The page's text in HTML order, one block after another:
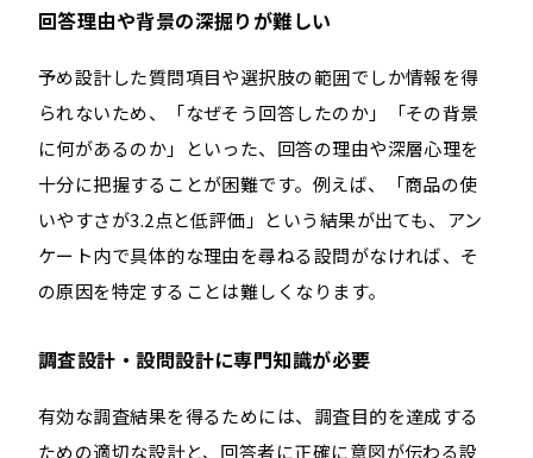
回答理由や背景の深掘りが難しい
予め設計した質問項目や選択肢の範囲でしか情報を得
られないため、「なぜそう回答したのか」「その背景
に何があるのか」といった、回答の理由や深層心理を
十分に把握することが困難です。例えば、「商品の使
いやすさが3.2点と低評価」という結果が出ても、アン
ケート内で具体的な理由を尋ねる設問がなければ、そ
の原因を特定することは難しくなります。
調査設計・設問設計に専門知識が必要
有効な調査結果を得るためには、調査目的を達成する
ための適切な設計と、回答者に正確に意図が伝わる設